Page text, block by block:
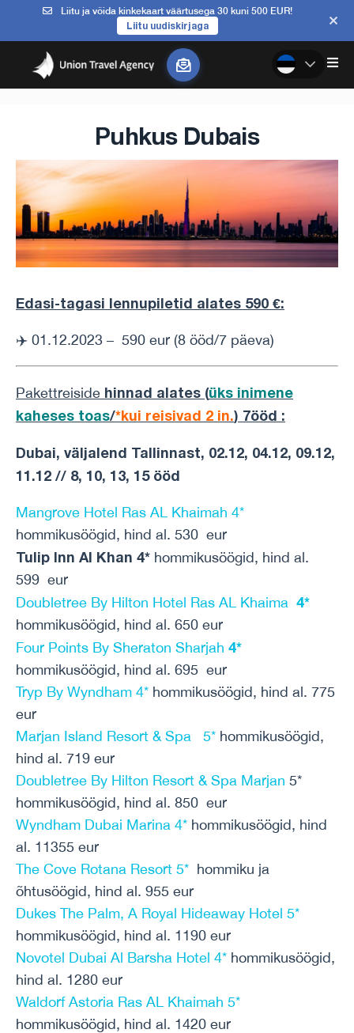
Liitu ja võida kinkekaart väärtusega 30 kuni 500 EUR!
Liitu uudiskirjaga
Puhkus Dubais
Edasi-tagasi lennupiletid alates 590 €:
✈️ 01.12.2023 – 590 eur (8 ööd/7 päeva)
Pakettreiside hinnad alates (üks inimene
kaheses toas/*kui reisivad 2 in.) 7ööd :
Dubai, väljalend Tallinnast, 02.12, 04.12, 09.12,
11.12 // 8, 10, 13, 15 ööd
Mangrove Hotel Ras AL Khaimah 4*
hommikusöögid, hind al. 530 eur
Tulip Inn Al Khan 4* hommikusöögid, hind al.
599 eur
Doubletree By Hilton Hotel Ras AL Khaima 4*
hommikusöögid, hind al. 650 eur
Four Points By Sheraton Sharjah 4*
hommikusöögid, hind al. 695 eur
Tryp By Wyndham 4* hommikusöögid, hind al. 775
eur
Marjan Island Resort & Spa 5* hommikusöögid,
hind al. 719 eur
Doubletree By Hilton Resort & Spa Marjan 5*
hommikusöögid, hind al. 850 eur
Wyndham Dubai Marina 4* hommikusöögid, hind
al. 11355 eur
The Cove Rotana Resort 5* hommiku ja
õhtusöögid, hind al. 955 eur
Dukes The Palm, A Royal Hideaway Hotel 5*
hommikusöögid, hind al. 1190 eur
Novotel Dubai Al Barsha Hotel 4* hommikusöögid,
hind al. 1280 eur
Waldorf Astoria Ras AL Khaimah 5*
hommikusöögid, hind al. 1420 eur